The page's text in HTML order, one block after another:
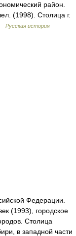
район.
(1998). Столица г.
Русская история
Федерации.
(1993), городское
Столица
в западной части